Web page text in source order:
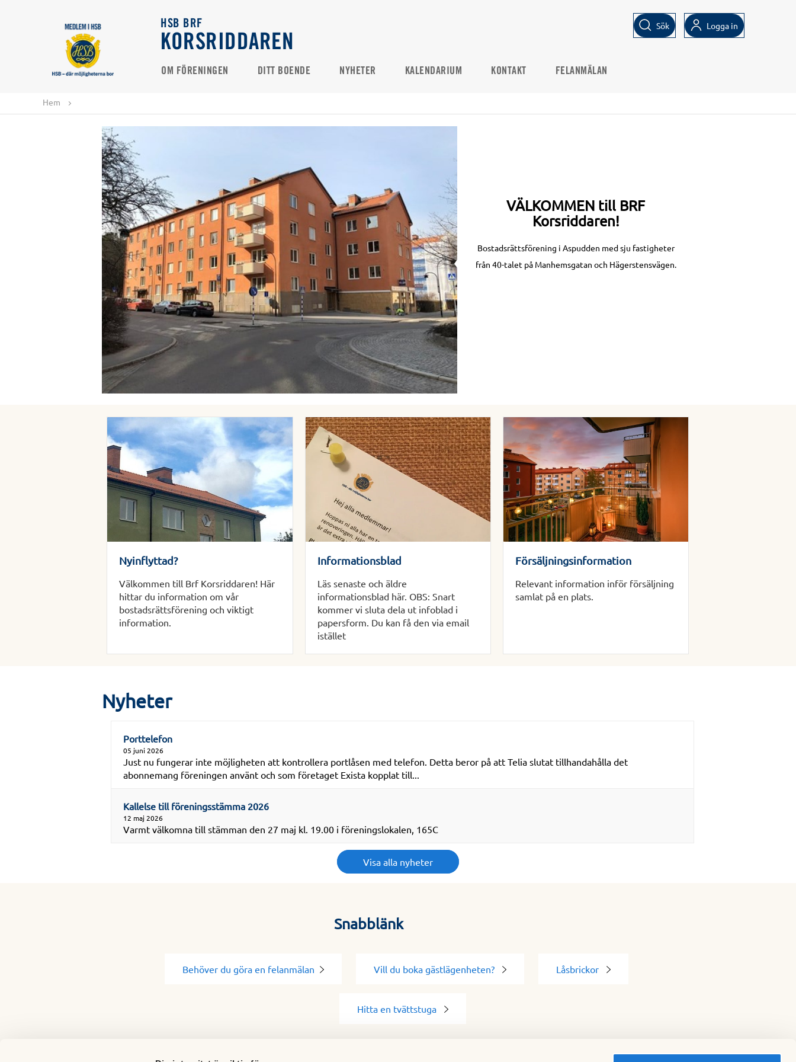
HSB BRF
KORSRIDDAREN
Sök Logga in
OM FÖRENINGEN DITT BOENDE NYHETER KALENDARIUM KONTAKT FELANMÄLAN
Hem
VÄLKOMMEN till BRF
Korsriddaren!
Bostadsrättsförening i Aspudden med sju fastigheter
från 40-talet på Manhemsgatan och Hägerstensvägen.
Nyinflyttad?
Välkommen till Brf Korsriddaren! Här
hittar du information om vår
bostadsrättsförening och viktigt
information.
Informationsblad
Läs senaste och äldre
informationsblad här. OBS: Snart
kommer vi sluta dela ut infoblad i
papersform. Du kan få den via email
istället
Försäljningsinformation
Relevant information inför försäljning
samlat på en plats.
Nyheter
Porttelefon
05 juni 2026
Just nu fungerar inte möjligheten att kontrollera portlåsen med telefon. Detta beror på att Telia slutat tillhandahålla det
abonnemang föreningen använt och som företaget Exista kopplat till...
Kallelse till föreningsstämma 2026
12 maj 2026
Varmt välkomna till stämman den 27 maj kl. 19.00 i föreningslokalen, 165C
Visa alla nyheter
Snabblänk
Behöver du göra en felanmälan Vill du boka gästlägenheten? Låsbrickor
Hitta en tvättstuga